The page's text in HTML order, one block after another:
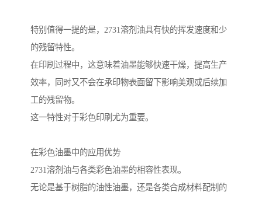
特别值得一提的是，2731溶剂油具有快的挥发速度和少
的残留特性。
在印刷过程中，这意味着油墨能够快速干燥，提高生产
效率，同时又不会在承印物表面留下影响美观或后续加
工的残留物。
这一特性对于彩色印刷尤为重要。
在彩色油墨中的应用优势
2731溶剂油与各类彩色油墨的相容性表现。
无论是基于树脂的油性油墨，还是各类合成材料配制的